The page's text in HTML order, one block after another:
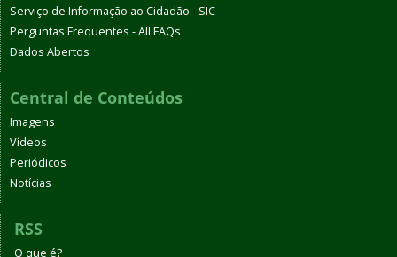
Serviço de Informação ao Cidadão - SIC
Perguntas Frequentes - All FAQs
Dados Abertos
Central de Conteúdos
Imagens
Vídeos
Periódicos
Notícias
RSS
O que é?